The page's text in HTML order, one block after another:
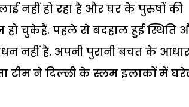
नहीं हो रहा है और घर के पुरुषों की
हो चुकेहैं. पहले से बदहाल हुई स्थिति
नहीं है. अपनी पुरानी बचत के
टीम ने दिल्ली के स्लम इलाकों में